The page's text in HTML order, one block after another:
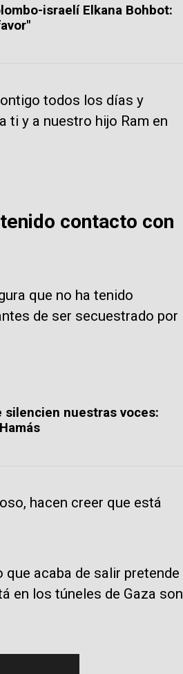
israelí Elkana Bohbot:
todos los días y
ti y a nuestro hijo Ram en
contacto con
que no ha tenido
de ser secuestrado por
silencien nuestras voces:
hacen creer que está
acaba de salir pretende
en los túneles de Gaza son